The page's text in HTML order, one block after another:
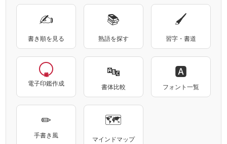
✍
書き順を見る
📚
熟語を探す
🖌
習字・書道
電子印鑑作成
🔤
書体比較
🅰
フォント一覧
✏
手書き風
🗺
マインドマップ